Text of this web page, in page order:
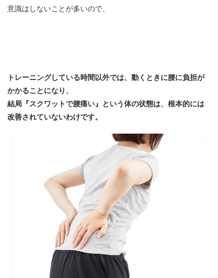
意識はしないことが多いので、
トレーニングしている時間以外では、動くときに腰に負担が
かかることになり、
結局『スクワットで腰痛い』という体の状態は、根本的には
改善されていないわけです。